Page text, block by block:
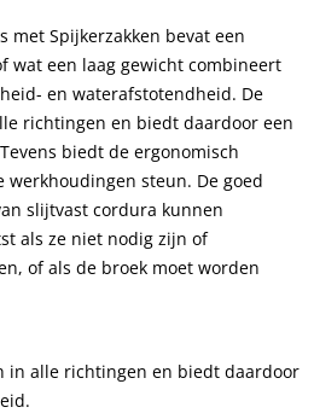
met Spijkerzakken bevat een
wat een laag gewicht combineert
en waterafstotendheid. De
richtingen en biedt daardoor een
biedt de ergonomisch
steun. De goed
slijtvast cordura kunnen
als ze niet nodig zijn of
of als de broek moet worden
in alle richtingen en biedt daardoor